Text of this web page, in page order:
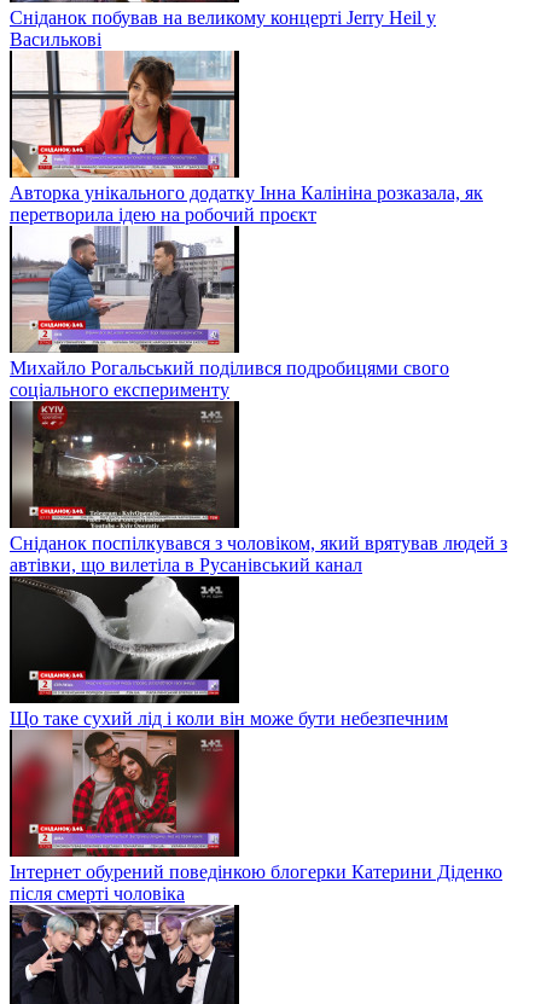
Сніданок побував на великому концерті Jerry Heil у
Василькові
Авторка унікального додатку Інна Калініна розказала, як
перетворила ідею на робочий проєкт
Михайло Рогальський поділився подробицями свого
соціального експерименту
Сніданок поспілкувався з чоловіком, який врятував людей з
автівки, що вилетіла в Русанівський канал
Що таке сухий лід і коли він може бути небезпечним
Інтернет обурений поведінкою блогерки Катерини Діденко
після смерті чоловіка